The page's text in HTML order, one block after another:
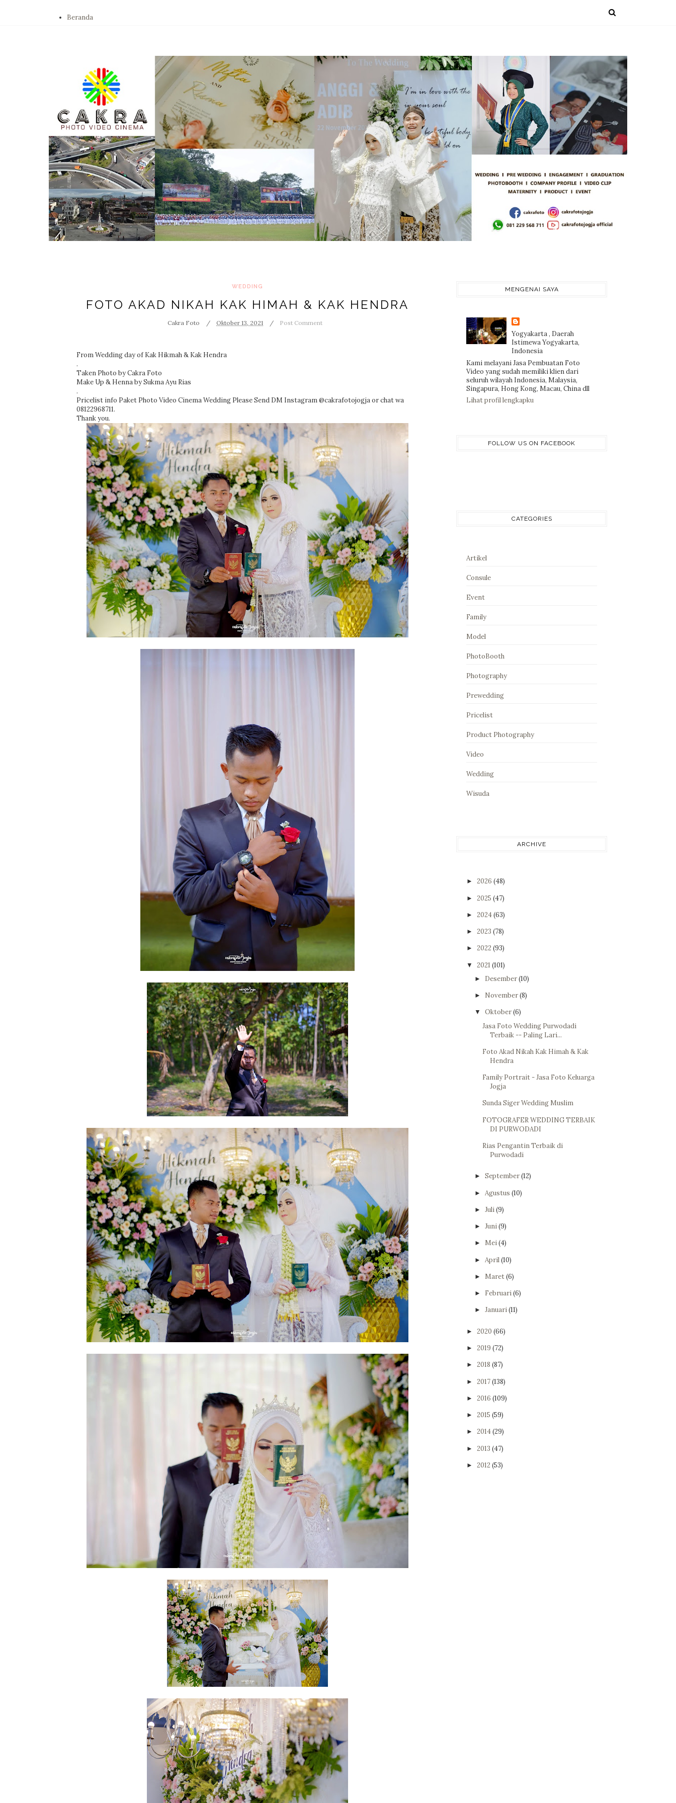
Beranda
WEDDING
FOTO AKAD NIKAH KAK HIMAH & KAK HENDRA
Cakra Foto Oktober 13, 2021 Post Comment
From Wedding day of Kak Hikmah & Kak Hendra
.
Taken Photo byCakra Foto
Make Up & Henna bySukma Ayu Rias
.
Pricelist info Paket Photo Video Cinema Wedding Please Send DM Instagram @cakrafotojogja or chat wa
08122968711.
Thank you.
MENGENAI SAYA
Yogyakarta , Daerah
Istimewa Yogyakarta,
Indonesia
Kami melayani Jasa Pembuatan Foto
Video yang sudah memiliki klien dari
seluruh wilayah Indonesia, Malaysia,
Singapura, Hong Kong, Macau, China dll
Lihat profil lengkapku
FOLLOW US ON FACEBOOK
CATEGORIES
Artikel
Consule
Event
Family
Model
PhotoBooth
Photography
Prewedding
Pricelist
Product Photography
Video
Wedding
Wisuda
ARCHIVE
► 2026 (48)
► 2025 (47)
► 2024(63)
► 2023 (78)
► 2022 (93)
▼ 2021 (101)
► Desember(10)
► November(8)
▼ Oktober(6)
Jasa Foto Wedding Purwodadi
Terbaik -- Paling Lari...
Foto Akad Nikah Kak Himah & Kak
Hendra
Family Portrait - Jasa Foto Keluarga
Jogja
Sunda Siger Wedding Muslim
FOTOGRAFER WEDDING TERBAIK
DI PURWODADI
Rias Pengantin Terbaik di
Purwodadi
► September(12)
► Agustus (10)
► Juli(9)
► Juni(9)
► Mei(4)
► April(10)
► Maret(6)
► Februari(6)
► Januari(11)
► 2020 (66)
► 2019 (72)
► 2018 (87)
► 2017(138)
► 2016 (109)
► 2015 (59)
► 2014(29)
► 2013 (47)
► 2012 (53)